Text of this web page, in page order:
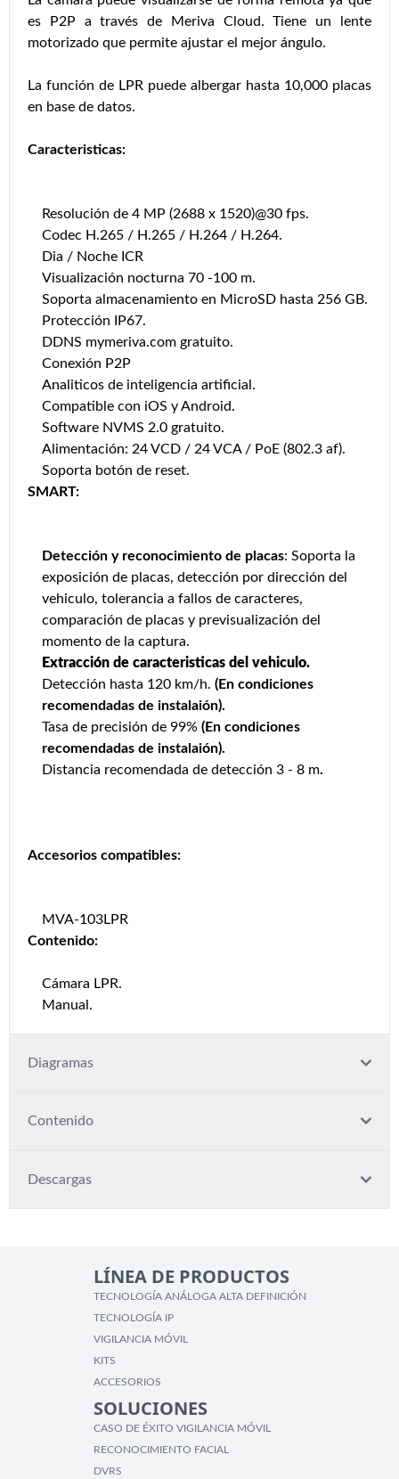
es P2P a través de Meriva Cloud. Tiene un lente
motorizado que permite ajustar el mejor ángulo.
La función de LPR puede albergar hasta 10,000 placas
en base de datos.
Caracteristicas:
Resolución de 4 MP (2688 x 1520)@30 fps.
Codec H.265 / H.265 / H.264 / H.264.
Dia / Noche ICR
Visualización nocturna 70 -100 m.
Soporta almacenamiento en MicroSD hasta 256 GB.
Protección IP67.
DDNS mymeriva.com gratuito.
Conexión P2P
Analiticos de inteligencia artificial.
Compatible con iOS y Android.
Software NVMS 2.0 gratuito.
Alimentación: 24 VCD / 24 VCA / PoE (802.3 af).
Soporta botón de reset.
SMART:
Detección y reconocimiento de placas: Soporta la
exposición de placas, detección por dirección del
vehiculo, tolerancia a fallos de caracteres,
comparación de placas y previsualización del
momento de la captura.
Extracción de caracteristicas del vehiculo.
Detección hasta 120 km/h. (En condiciones
recomendadas de instalaión).
Tasa de precisión de 99% (En condiciones
recomendadas de instalaión).
Distancia recomendada de detección 3 - 8 m.
Accesorios compatibles:
MVA-103LPR
Contenido:
Cámara LPR.
Manual.
Diagramas
Contenido
Descargas
LÍNEA DE PRODUCTOS
TECNOLOGÍA ANÁLOGA ALTA DEFINICIÓN
TECNOLOGÍA IP
VIGILANCIA MÓVIL
KITS
ACCESORIOS
SOLUCIONES
CASO DE ÉXITO VIGILANCIA MÓVIL
RECONOCIMIENTO FACIAL
DVRS